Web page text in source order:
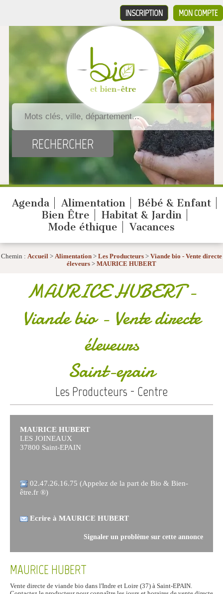
MON COMPTE
INSCRIPTION
Agenda Alimentation
Bébé & Enfant
Bien Être
Habitat & Jardin
Mode éthique
Vacances
Chemin : Accueil > Alimentation > Les Producteurs > Viande bio - Vente directe
éleveurs > MAURICE HUBERT
MAURICE HUBERT-
Viande bio - Vente directe
éleveurs
Saint-epain
Les Producteurs - Centre
MAURICE HUBERT
LES JOINEAUX
37800 Saint-EPAIN
02.47.26.16.75 (Appelez de la part de Bio & Bien-
être.fr ®)
Ecrire à MAURICE HUBERT
Signaler un problème sur cette annonce
MAURICE HUBERT
Vente directe de viande bio dans l'Indre et Loire (37) à Saint-EPAIN.